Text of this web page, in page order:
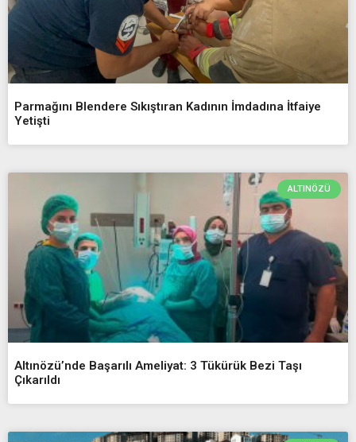
Parmağını Blendere Sıkıştıran Kadının İmdadına İtfaiye
Yetişti
ALTINÖZÜ
Altınözü’nde Başarılı Ameliyat: 3 Tükürük Bezi Taşı
Çıkarıldı